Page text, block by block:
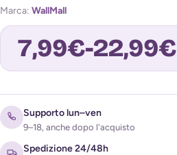
Marca: WallMall
7,99€-22,99€
Supporto lun–ven
9–18, anche dopo l'acquisto
Spedizione 24/48h